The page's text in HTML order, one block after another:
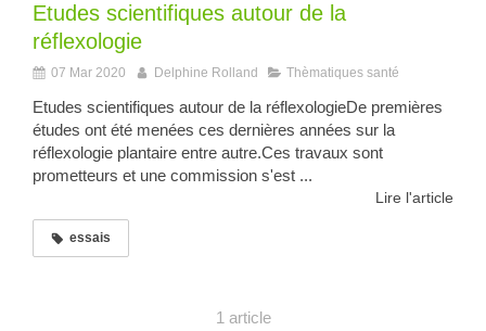
Etudes scientifiques autour de la
réflexologie
07 Mar 2020 Delphine Rolland Thèmatiques santé
Etudes scientifiques autour de la réflexologieDe premières
études ont été menées ces dernières années sur la
réflexologie plantaire entre autre.Ces travaux sont
prometteurs et une commission s'est ...
Lire l'article
essais
1 article